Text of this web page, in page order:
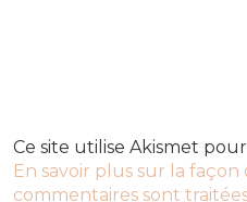
Ce site utilise Akismet
En savoir plus sur la
commentaires sont